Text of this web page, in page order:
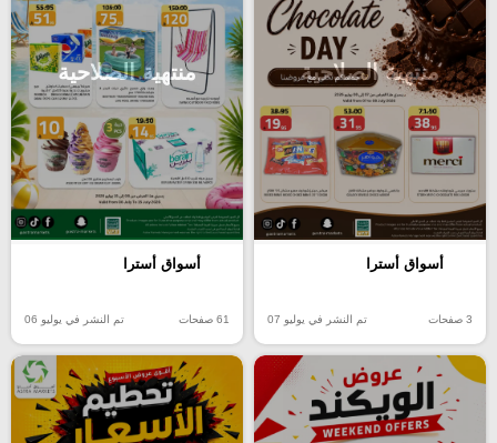
منتهية الصلاحية
أسواق أسترا
3 صفحات تم النشر في يوليو 07
منتهية الصلاحية
أسواق أسترا
61 صفحات تم النشر في يوليو 06